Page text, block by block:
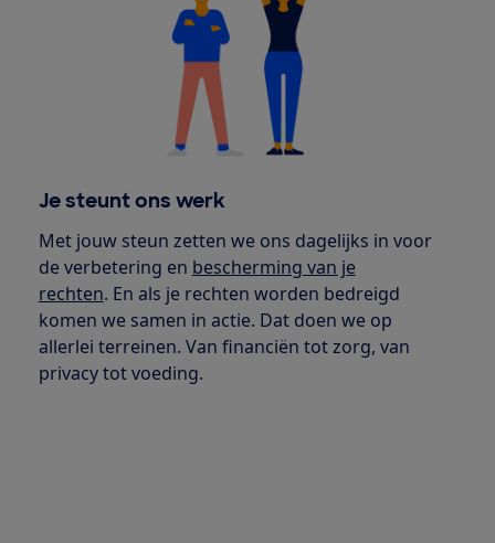
Je steunt ons werk
Met jouw steun zetten we ons dagelijks in voor
de verbetering en bescherming van je
rechten. En als je rechten worden bedreigd
komen we samen in actie. Dat doen we op
allerlei terreinen. Van financiën tot zorg, van
privacy tot voeding.